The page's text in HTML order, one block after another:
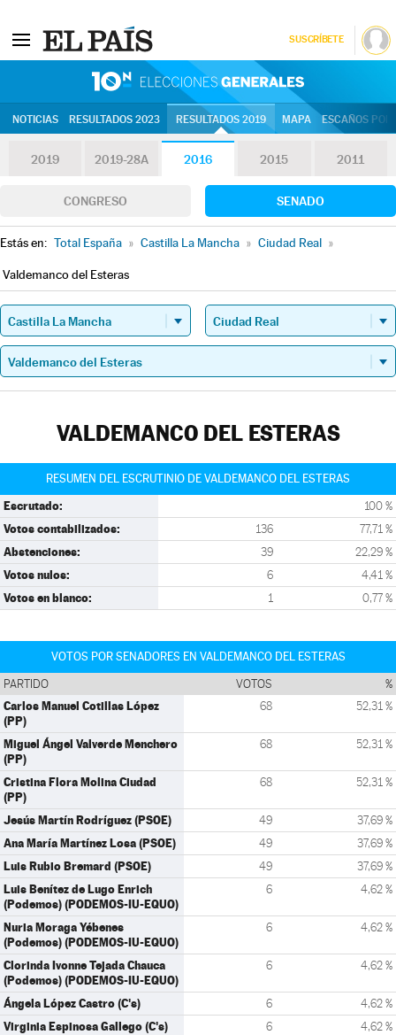
SUSCRÍBETE
NOTICIAS RESULTADOS 2023 RESULTADOS 2019 MAPA ESCAÑOS
2019 2019-28A 2016 2015 2011
CONGRESO SENADO
Estás en: Total España » Castilla La Mancha » Ciudad Real »
Valdemanco del Esteras
VALDEMANCO DEL ESTERAS
RESUMEN DEL ESCRUTINIO DE VALDEMANCO DEL ESTERAS
Escrutado: 100 %
Votos contabilizados: 136 77,71 %
Abstenciones: 39 22,29 %
Votos nulos: 6 4,41 %
Votos en blanco: 1 0,77 %
VOTOS POR SENADORES EN VALDEMANCO DEL ESTERAS
PARTIDO VOTOS %
Carlos Manuel Cotillas López
(PP)
68 52,31 %
Miguel Ángel Valverde Menchero
(PP)
68 52,31 %
Cristina Flora Molina Ciudad
(PP)
68 52,31 %
Jesús Martín Rodríguez (PSOE) 49 37,69 %
Ana María Martínez Losa (PSOE) 49 37,69 %
Luis Rubio Bremard (PSOE) 49 37,69 %
Luis Benítez de Lugo Enrich
(Podemos) (PODEMOS-IU-EQUO)
6 4,62 %
Nuria Moraga Yébenes
(Podemos) (PODEMOS-IU-EQUO)
6 4,62 %
Clorinda Ivonne Tejada Chauca
(Podemos) (PODEMOS-IU-EQUO)
6 4,62 %
Ángela López Castro (C's) 6 4,62 %
Virginia Espinosa Gallego (C's) 6 4,62 %